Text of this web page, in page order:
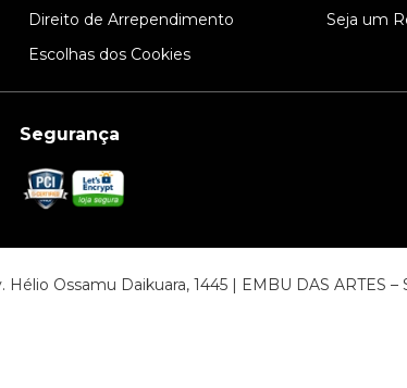
Direito de Arrependimento
Escolhas dos Cookies
Seja um
Segurança
Ossamu Daikuara, 1445 | EMBU DAS ARTES –